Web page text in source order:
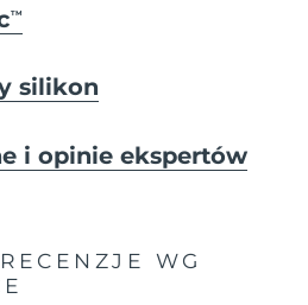
TM
silikon
i opinie ekspertów
WG